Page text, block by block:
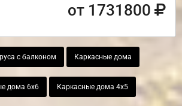
от 1731800
с балконом Каркасные дома
дома 6х6 Каркасные дома 4х5